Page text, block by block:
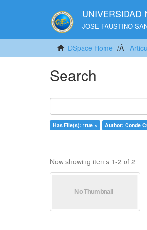
UNIVERSIDAD
JOSÉ FAUSTINO
DSpace Home
Search
Has File(s): true × Author: Conde
Now showing items 1-2 of 2